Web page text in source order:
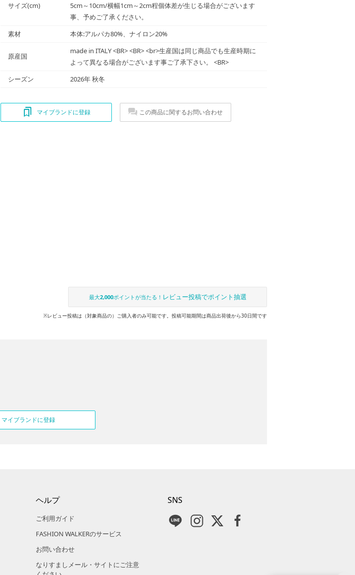
サイズ(cm)
5cm～10cm/横幅1cm～2cm程個体差が生じる場合がございます
事、予めご了承ください。
素材
本体:アルパカ80%、ナイロン20%
原産国
made in ITALY <BR> <BR> <br>生産国は同じ商品でも生産時期に
よって異なる場合がございます事ご了承下さい。 <BR>
シーズン
2026年 秋冬
マイブランドに登録 この商品に関するお問い合わせ
最大2,000ポイントが当たる！ レビュー投稿でポイント抽選
※レビュー投稿は（対象商品の）ご購入者のみ可能です。投稿可能期間は商品出荷後から30日間です
マイブランドに登録
ヘルプ
ご利用ガイド
FASHION WALKERのサービス
お問い合わせ
なりすましメール・サイトにご注意
SNS